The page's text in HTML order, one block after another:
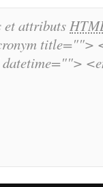
et attributs
title="">